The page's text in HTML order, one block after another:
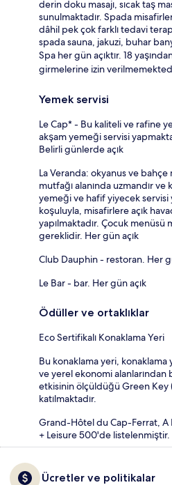
derin doku masajı, sıcak taş
sunulmaktadır. Spada
dâhil pek çok farklı tedavi
spada sauna, jakuzi, buhar
Spa her gün açıktır. 18
girmelerine izin
Yemek servisi
Le Cap* - Bu kaliteli ve rafine
akşam yemeği servisi
Belirli günlerde açık
La Veranda: okyanus ve bahçe
mutfağı alanında uzmandır
yemeği ve hafif yiyecek servisi
koşuluyla, misafirlere açık
yapılmaktadır. Çocuk menüsü
gereklidir. Her gün açık
Club Dauphin - restoran. Her
Le Bar - bar. Her gün açık
Ödüller ve ortaklıklar
Eco Sertifikalı Konaklama Yeri
Bu konaklama yeri, konaklama
ve yerel ekonomi alanlarından
etkisinin ölçüldüğü Green Key
katılmaktadır.
Grand-Hôtel du Cap-Ferrat, A
+ Leisure 500'de listelenmiştir.
Ücretler ve politikalar